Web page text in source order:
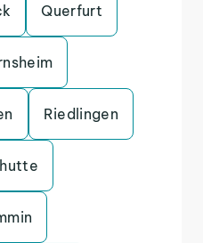
Querfurt
Riedlingen